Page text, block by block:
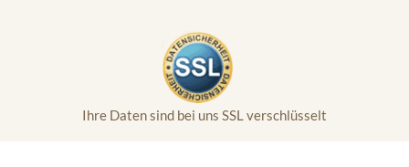
Ihre Daten sind bei uns SSL verschlüsselt